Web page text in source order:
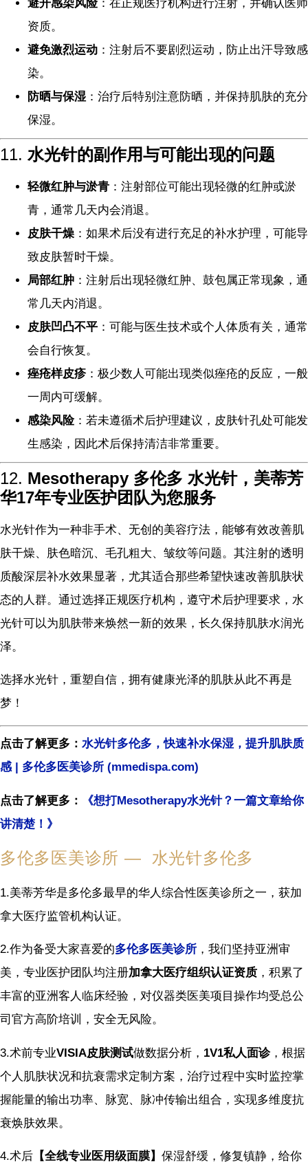
避开感染风险：在正规医疗机构进行注射，并确认医师
资质。
避免激烈运动 ：注射后不要剧烈运动，防止出汗导致感
染。
防晒与保湿 ：治疗后特别注意防晒，并保持肌肤的充分
保湿。
11. 水光针的副作用与可能出现的问题
轻微红肿与淤青 ：注射部位可能出现轻微的红肿或淤
青，通常几天内会消退。
皮肤干燥 ：如果术后没有进行充足的补水护理，可能导
致皮肤暂时干燥。
局部红肿 ：注射后出现轻微红肿、鼓包属正常现象，通
常几天内消退。
皮肤凹凸不平 ：可能与医生技术或个人体质有关，通常
会自行恢复。
痤疮样皮疹：极少数人可能出现类似痤疮的反应，一般
一周内可缓解。
感染风险：若未遵循术后护理建议，皮肤针孔处可能发
生感染，因此术后保持清洁非常重要。
12. Mesotherapy 多伦多 水光针，美蒂芳
华17年专业医护团队为您服务
水光针作为一种非手术、无创的美容疗法，能够有效改善肌
肤干燥、肤色暗沉、毛孔粗大、皱纹等问题。其注射的透明
质酸深层补水效果显著，尤其适合那些希望快速改善肌肤状
态的人群。通过选择正规医疗机构，遵守术后护理要求，水
光针可以为肌肤带来焕然一新的效果，长久保持肌肤水润光
泽。
选择水光针，重塑自信，拥有健康光泽的肌肤从此不再是
梦！
点击了解更多： 水光针多伦多，快速补水保湿，提升肌肤质
感 | 多伦多医美诊所 (mmedispa.com)
点击了解更多：
《想打Mesotherapy水光针？一篇文章给你
讲清楚！》
多伦多医美诊所 — 水光针多伦多
1.美蒂芳华是多伦多最早的华人综合性医美诊所之一，获加
拿大医疗监管机构认证。
2.作为备受大家喜爱的多伦多医美诊所 ，我们坚持亚洲审
美，专业医护团队均注册加拿大医疗组织认证资质 ，积累了
丰富的亚洲客人临床经验，对仪器类医美项目操作均受总公
司官方高阶培训，安全无风险。
3.术前专业VISIA皮肤测试做数据分析， 1V1私人面诊，根据
个人肌肤状况和抗衰需求定制方案，治疗过程中实时监控掌
握能量的输出功率、脉宽、脉冲传输出组合，实现多维度抗
衰焕肤效果。
4.术后 【全线专业医用级面膜】 保湿舒缓，修复镇静，给你